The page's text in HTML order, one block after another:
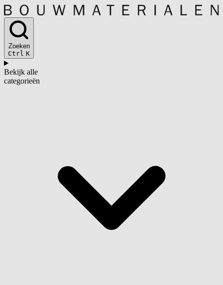
Zoeken
Ctrl K
Bekijk alle
categorieën